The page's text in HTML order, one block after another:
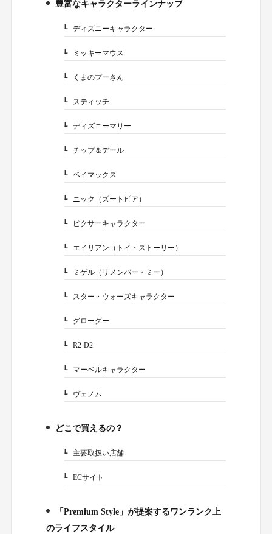
2.
豊富なキャラクターラインナップ
2-1.ディズニーキャラクター
2-1-1.ミッキーマウス
2-1-2.くまのプーさん
2-1-3.スティッチ
2-1-4.
ディズニーマリー
2-1-5.
チップ＆デール
2-1-6.
ベイマックス
2-1-7.ニック（ズートピア）
2-2.ピクサーキャラクター
2-2-1.エイリアン（トイ・ストーリー）
2-2-2.ミゲル（リメンバー・ミー）
2-3.スター・ウォーズキャラクター
2-3-1.グローグー
2-3-2.
R2-D2
2-4.マーベルキャラクター
2-4-1.ヴェノム
どこで買えるの？
3-1.主要取扱い店舗
3-2.ECサイト
「Premium Style」が提案するワンランク上
のライフスタイル